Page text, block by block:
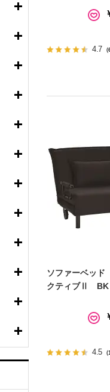
4.7
ソファーベッ
クティブⅡ BK
4.5